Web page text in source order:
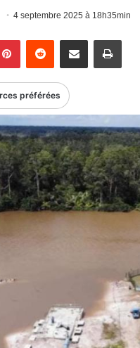
4 septembre 2025 à 18h35min
PinterestReddit Partager par email
préférées